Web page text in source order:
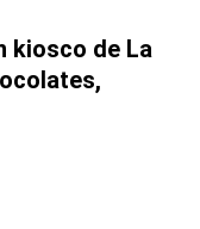
kiosco de La